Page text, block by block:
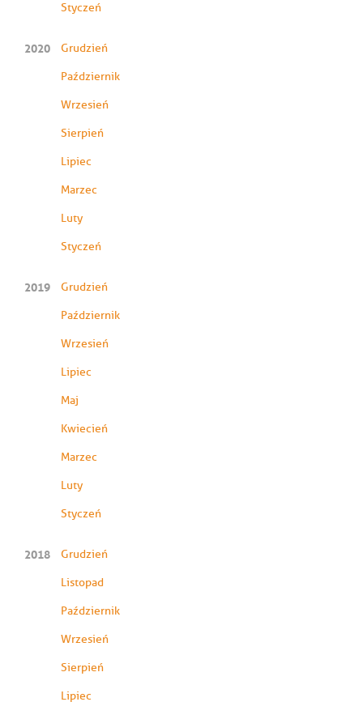
Styczeń
2020 Grudzień
Październik
Wrzesień
Sierpień
Lipiec
Marzec
Luty
Styczeń
2019 Grudzień
Październik
Wrzesień
Lipiec
Maj
Kwiecień
Marzec
Luty
Styczeń
2018 Grudzień
Listopad
Październik
Wrzesień
Sierpień
Lipiec